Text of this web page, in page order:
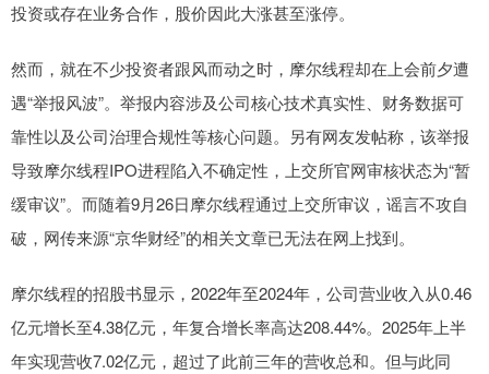
投资或存在业务合作，股价因此大涨甚至涨停。
然而，就在不少投资者跟风而动之时，摩尔线程却在上会前夕遭
遇“举报风波”。举报内容涉及公司核心技术真实性、财务数据可
靠性以及公司治理合规性等核心问题。另有网友发帖称，该举报
导致摩尔线程IPO进程陷入不确定性，上交所官网审核状态为“暂
缓审议”。而随着9月26日摩尔线程通过上交所审议，谣言不攻自
破，网传来源“京华财经”的相关文章已无法在网上找到。
摩尔线程的招股书显示，2022年至2024年，公司营业收入从0.46
亿元增长至4.38亿元，年复合增长率高达208.44%。2025年上半
年实现营收7.02亿元，超过了此前三年的营收总和。但与此同